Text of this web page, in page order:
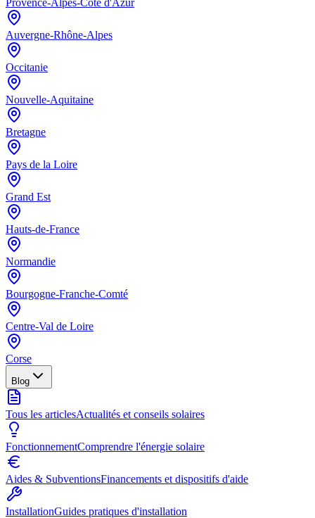
Provence-Alpes-Côte d'Azur
Auvergne-Rhône-Alpes
Occitanie
Nouvelle-Aquitaine
Bretagne
Pays de la Loire
Grand Est
Hauts-de-France
Normandie
Bourgogne-Franche-Comté
Centre-Val de Loire
Corse
Blog
Tous les articlesActualités et conseils solaires
FonctionnementComprendre l'énergie solaire
Aides & SubventionsFinancements et dispositifs d'aide
InstallationGuides pratiques d'installation